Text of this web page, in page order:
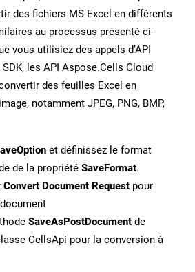
des fichiers MS Excel en différents
au processus présenté ci-
vous utilisiez des appels d’API
les API Aspose.Cells Cloud
des feuilles Excel en
notamment JPEG, PNG, BMP,
et définissez le format
de la propriété SaveFormat.
Convert Document Request pour
SaveAsPostDocument de
CellsApi pour la conversion à